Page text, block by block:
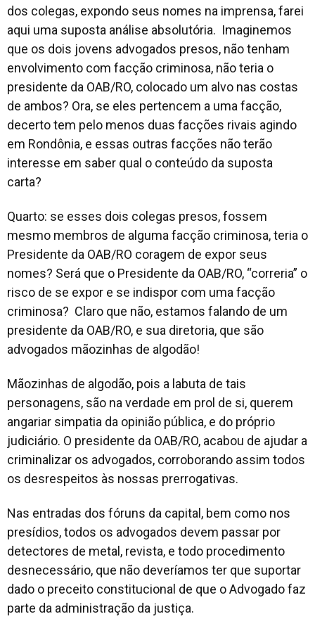
dos colegas, expondo seus nomes na imprensa, farei
aqui uma suposta análise absolutória. Imaginemos
que os dois jovens advogados presos, não tenham
envolvimento com facção criminosa, não teria o
presidente da OAB/RO, colocado um alvo nas costas
de ambos? Ora, se eles pertencem a uma facção,
decerto tem pelo menos duas facções rivais agindo
em Rondônia, e essas outras facções não terão
interesse em saber qual o conteúdo da suposta
carta?
Quarto: se esses dois colegas presos, fossem
mesmo membros de alguma facção criminosa, teria o
Presidente da OAB/RO coragem de expor seus
nomes? Será que o Presidente da OAB/RO, “correria” o
risco de se expor e se indispor com uma facção
criminosa? Claro que não, estamos falando de um
presidente da OAB/RO, e sua diretoria, que são
advogados mãozinhas de algodão!
Mãozinhas de algodão, pois a labuta de tais
personagens, são na verdade em prol de si, querem
angariar simpatia da opinião pública, e do próprio
judiciário. O presidente da OAB/RO, acabou de ajudar a
criminalizar os advogados, corroborando assim todos
os desrespeitos às nossas prerrogativas.
Nas entradas dos fóruns da capital, bem como nos
presídios, todos os advogados devem passar por
detectores de metal, revista, e todo procedimento
desnecessário, que não deveríamos ter que suportar
dado o preceito constitucional de que o Advogado faz
parte da administração da justiça.